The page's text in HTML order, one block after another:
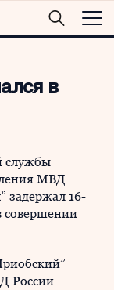
в
службы
МВД
задержал 16-
совершении
России